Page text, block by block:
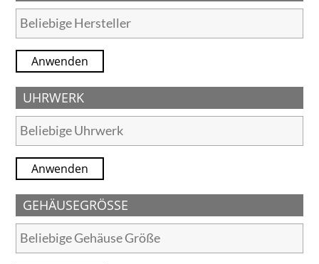
Anwenden
UHRWERK
Anwenden
GEHÄUSEGRÖSSE